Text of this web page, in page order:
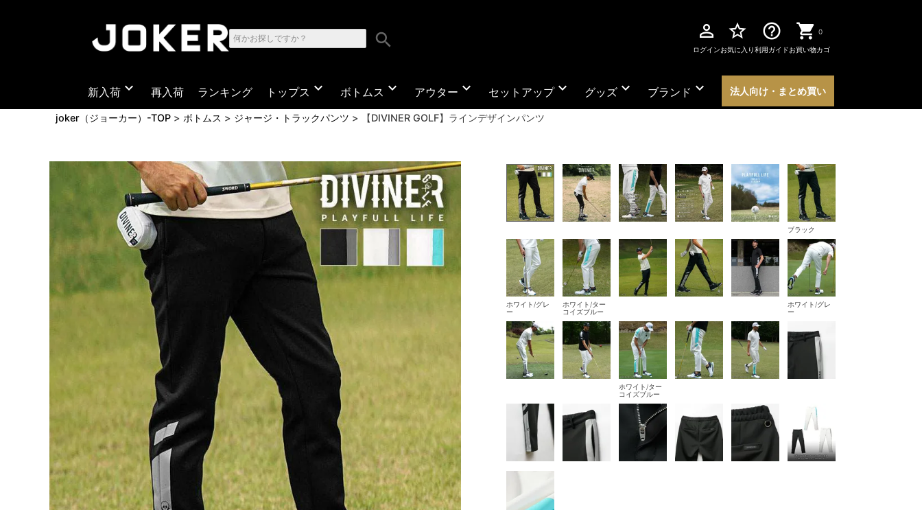
search perm_identity
ログイン
star_border
お気に入り
help_outline
利用ガイド
0
お買い物カゴ
新入荷 expand_more 再入荷 ランキング トップス expand_more ボトムス expand_more アウター expand_more セットアップexpand_more グッズ expand_more ブランド expand_more 法人向け・まとめ買い
joker（ジョーカー）-TOP ボトムス ジャージ・トラックパンツ 【DIVINER GOLF】ラインデザインパンツ
ブラック
ホワイト/グレ
ー
ホワイト/ター
コイズブルー
ホワイト/グレ
ー
ホワイト/ター
コイズブルー